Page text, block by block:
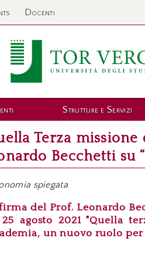
Docenti
Strutture e Servizi
Terza
Becchetti su
spiegata
del Prof. Leonardo
agosto 2021 "Quella
un nuovo ruolo